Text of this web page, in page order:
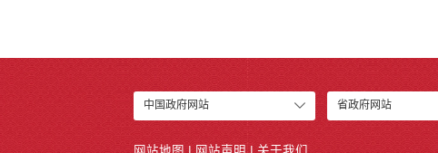
中国政府网站 省政府网站